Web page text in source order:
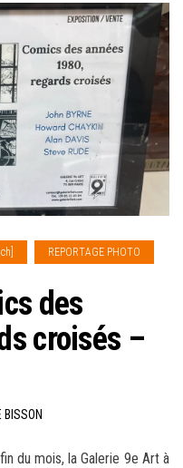
REPORTAGE PHOTO
des
croisés –
BISSON
du mois, la Galerie 9e Art à